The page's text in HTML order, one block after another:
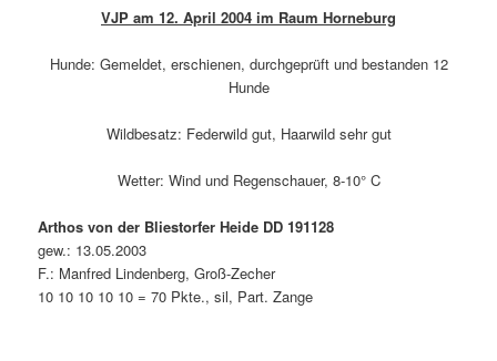
VJP am 12. April 2004 im Raum Horneburg
Hunde: Gemeldet, erschienen, durchgeprüft und bestanden 12
Hunde
Wildbesatz: Federwild gut, Haarwild sehr gut
Wetter: Wind und Regenschauer, 8-10° C
Arthos von der Bliestorfer Heide DD 191128
gew.: 13.05.2003
F.: Manfred Lindenberg, Groß-Zecher
10 10 10 10 10 = 70 Pkte., sil, Part. Zange